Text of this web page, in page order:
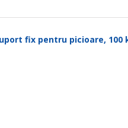
fix pentru picioare, 100